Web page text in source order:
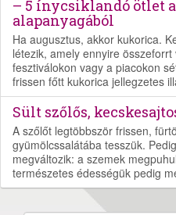
– 5 ínycsiklandó ötlet
alapanyagából
Ha augusztus, akkor kukorica.
létezik, amely ennyire
fesztiválokon vagy a piacokon
frissen főtt kukorica jellegzetes
Sült szőlős,
A szőlőt legtöbbször frissen,
gyümölcssalátába tesszük.
megváltozik: a szemek
természetes édességük pedig